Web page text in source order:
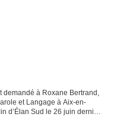
demandé à Roxane Bertrand,
et Langage à Aix-en-
d’Élan Sud le 26 juin dernier.